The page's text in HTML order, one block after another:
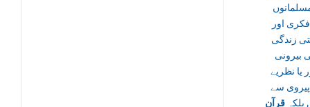
اور
زندگی
بیرونی
یا نظریے
سے
بلکہ قرآن